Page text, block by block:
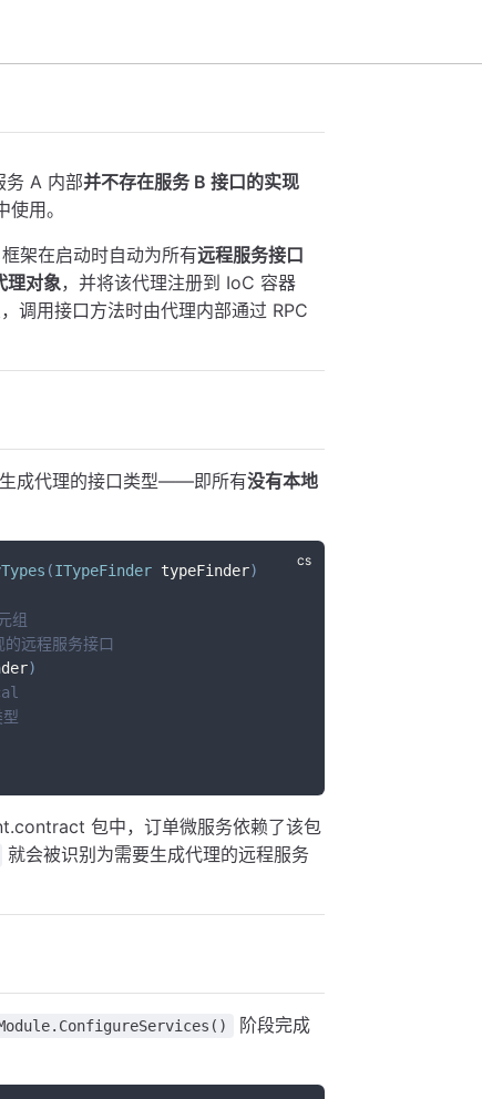
务 A 内部并不存在服务 B 接口的实现
用。
架在启动时自动为所有远程服务接口
理对象，并将该代理注册到 IoC 容器
调用接口方法时由代理内部通过 RPC
成代理的接口类型——即所有没有本地
(ITypeFinder typeFinder)
组
远程服务接口
)
包中，订单微服务依赖了该包
就会被识别为需要生成代理的远程服务
阶段完成